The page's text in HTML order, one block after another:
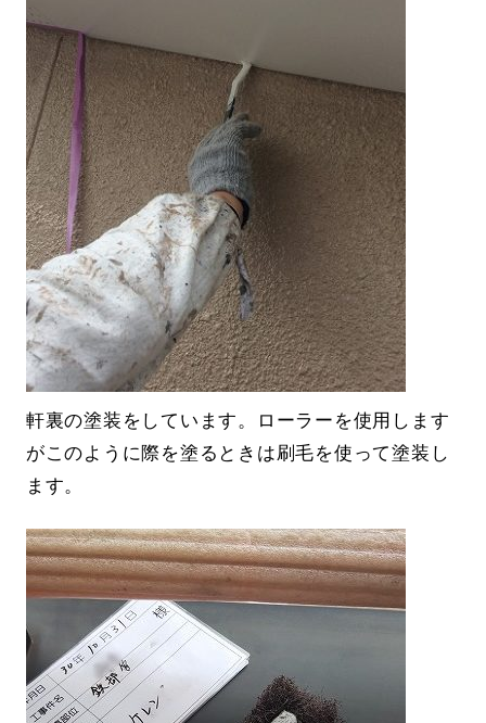
軒裏の塗装をしています。ローラーを使用します
がこのように際を塗るときは刷毛を使って塗装し
ます。